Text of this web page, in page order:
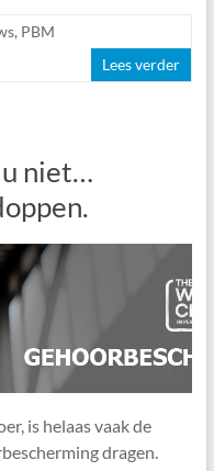
, PBM
Lees verder
niet…
is helaas vaak de
dragen.